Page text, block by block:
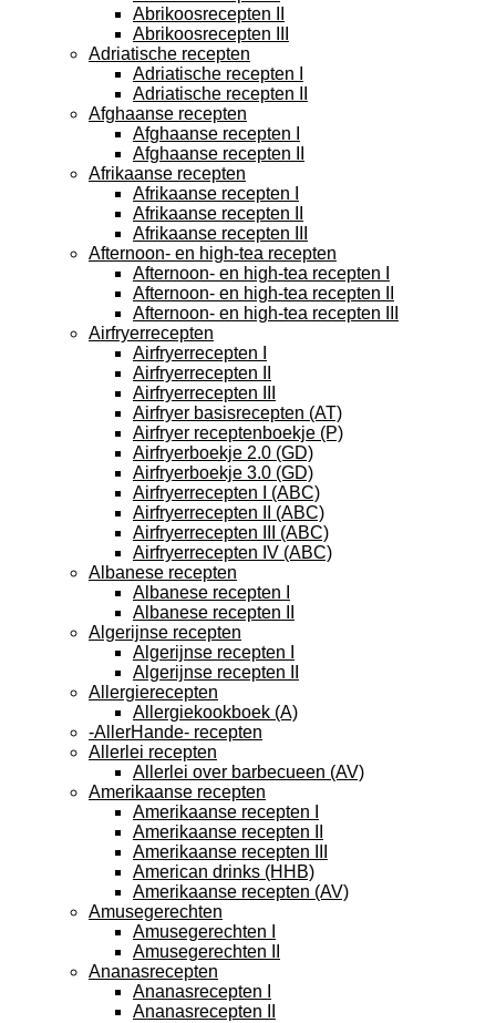
Abrikoosrecepten II
Abrikoosrecepten III
Adriatische recepten
Adriatische recepten I
Adriatische recepten II
Afghaanse recepten
Afghaanse recepten I
Afghaanse recepten II
Afrikaanse recepten
Afrikaanse recepten I
Afrikaanse recepten II
Afrikaanse recepten III
Afternoon- en high-tea recepten
Afternoon- en high-tea recepten I
Afternoon- en high-tea recepten II
Afternoon- en high-tea recepten III
Airfryerrecepten
Airfryerrecepten I
Airfryerrecepten II
Airfryerrecepten III
Airfryer basisrecepten (AT)
Airfryer receptenboekje (P)
Airfryerboekje 2.0 (GD)
Airfryerboekje 3.0 (GD)
Airfryerrecepten I (ABC)
Airfryerrecepten II (ABC)
Airfryerrecepten III (ABC)
Airfryerrecepten IV (ABC)
Albanese recepten
Albanese recepten I
Albanese recepten II
Algerijnse recepten
Algerijnse recepten I
Algerijnse recepten II
Allergierecepten
Allergiekookboek (A)
-AllerHande- recepten
Allerlei recepten
Allerlei over barbecueen (AV)
Amerikaanse recepten
Amerikaanse recepten I
Amerikaanse recepten II
Amerikaanse recepten III
American drinks (HHB)
Amerikaanse recepten (AV)
Amusegerechten
Amusegerechten I
Amusegerechten II
Ananasrecepten
Ananasrecepten I
Ananasrecepten II